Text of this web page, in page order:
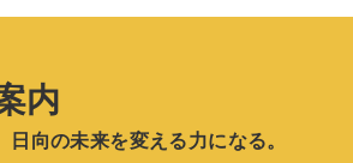
内
向の未来を変える力になる。